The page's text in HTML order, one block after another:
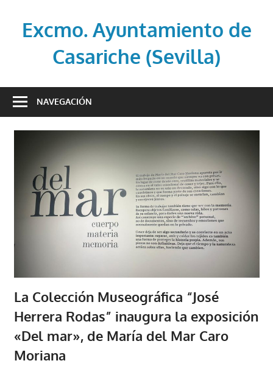
contenidoExcmo. Ayuntamiento de
Casariche (Sevilla)
oficial
Ayuntamiento
(Sevilla)
NAVEGACIÓN
La Colección Museográfica “José
Herrera Rodas” inaugura la exposición
«Del mar», de María del Mar Caro
Moriana